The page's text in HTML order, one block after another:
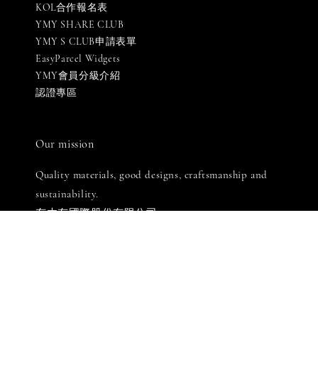
KOL合作報名表
YMY SHARE CLUB
YMY S CLUB申請表單
EasyParcel Widgets
YMY會員分級介紹
認證專區
Our mission
Quality materials, good designs, craftsmanship and
sustainability.
有木有國際股份有限公司